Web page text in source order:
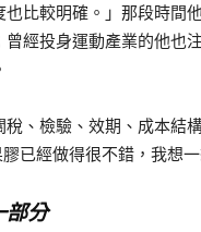
也比較明確。」那段時間
經投身運動產業的他也
、檢驗、效期、成本結
已經做得很不錯，我想一
部分